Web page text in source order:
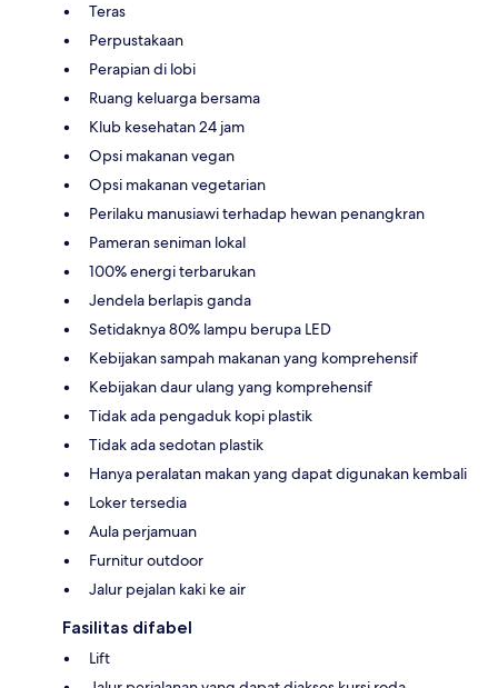
Teras
Perpustakaan
Perapian di lobi
Ruang keluarga bersama
Klub kesehatan 24 jam
Opsi makanan vegan
Opsi makanan vegetarian
Perilaku manusiawi terhadap hewan penangkran
Pameran seniman lokal
100% energi terbarukan
Jendela berlapis ganda
Setidaknya 80% lampu berupa LED
Kebijakan sampah makanan yang komprehensif
Kebijakan daur ulang yang komprehensif
Tidak ada pengaduk kopi plastik
Tidak ada sedotan plastik
Hanya peralatan makan yang dapat digunakan kembali
Loker tersedia
Aula perjamuan
Furnitur outdoor
Jalur pejalan kaki ke air
Fasilitas difabel
Lift